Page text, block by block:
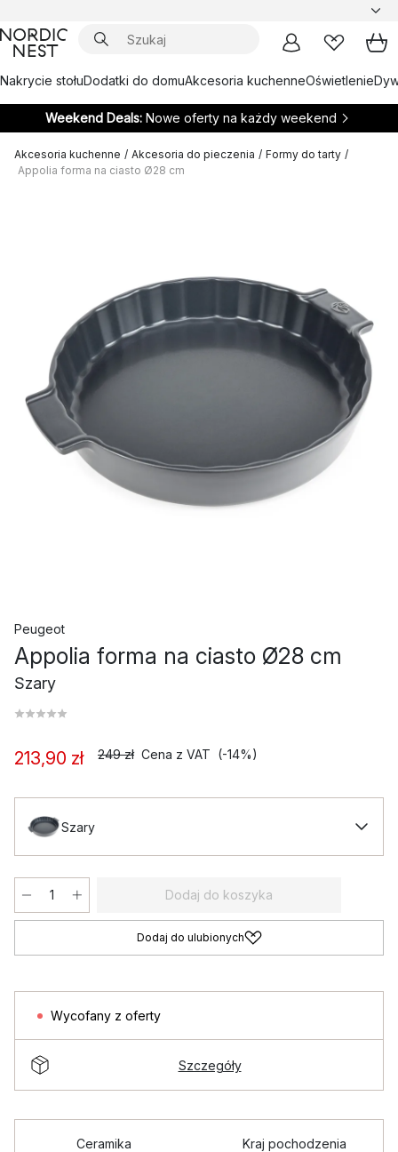
Nakrycie stołuDodatki do domuAkcesoria kuchenneOświetlenie
Weekend Deals: Nowe oferty na każdy weekend
Akcesoria kuchenne / Akcesoria do pieczenia / Formy do tarty /
Appolia forma na ciasto Ø28 cm
Peugeot
Appolia forma na ciasto Ø28 cm
Szary
213,90 zł 249 zł Cena z VAT (-14%)
Szary
Dodaj do koszyka
Dodaj do ulubionych
Wycofany z oferty
Szczegóły
Ceramika
Kraj pochodzenia